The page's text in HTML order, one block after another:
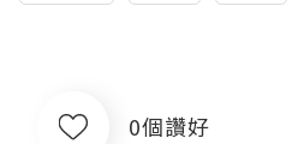
0個讚好